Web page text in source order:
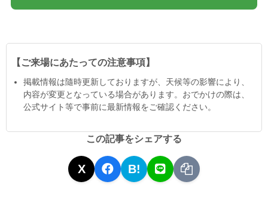
【ご来場にあたっての注意事項】
掲載情報は隨時更新しておりますが、天候等の影響により、
内容が変更となっている場合があります。おでかけの際は、
公式サイト等で事前に最新情報をご確認ください。
この記事をシェアする
X B!